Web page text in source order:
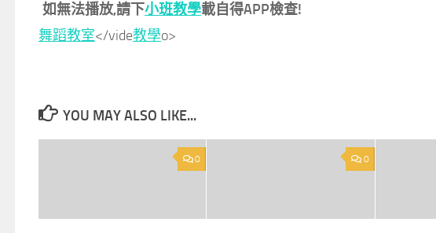
如無法播放,請下小班教學載自得APP檢查!
舞蹈教室</vide教學o>
YOU MAY ALSO LIKE...
0 0